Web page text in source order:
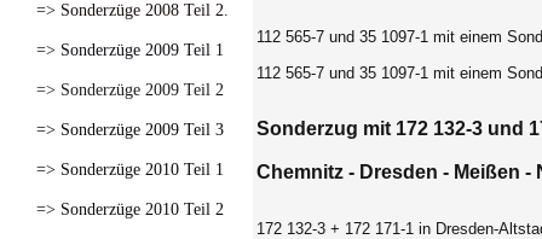
=> Sonderzüge 2008 Teil 2.
=> Sonderzüge 2009 Teil 1
=> Sonderzüge 2009 Teil 2
=> Sonderzüge 2009 Teil 3
=> Sonderzüge 2010 Teil 1
=> Sonderzüge 2010 Teil 2
112 565-7 und 35 1097-1 mit einem
112 565-7 und 35 1097-1 mit einem
Sonderzug mit 172 132-3 und
Chemnitz - Dresden - Meißen
172 132-3 + 172 171-1 in Dresden-